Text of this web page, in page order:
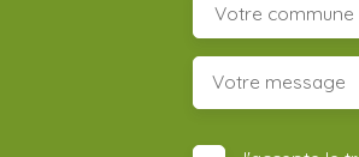
Votre commune
Votre message